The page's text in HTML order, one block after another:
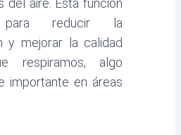
del aire. Esta función
reducir la
y mejorar la calidad
respiramos, algo
importante en áreas